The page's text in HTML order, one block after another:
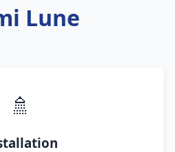
Lune
🚿